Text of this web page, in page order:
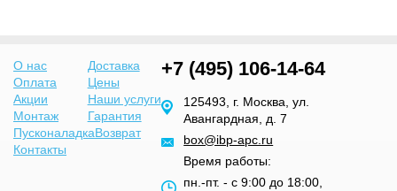
О нас
Доставка
Оплата
Цены
Акции
Наши услуги
Монтаж
Гарантия
ПусконаладкаВозврат
Контакты
+7 (495) 106-14-64
125493, г. Москва, ул.
Авангардная, д. 7
box@ibp-apc.ru
Время работы:
пн.-пт. - с 9:00 до 18:00,